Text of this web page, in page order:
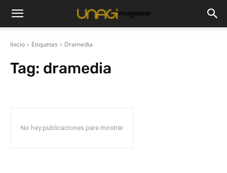
Inicio Etiquetas Dramedia
Tag: dramedia
No hay publicaciones para mostrar